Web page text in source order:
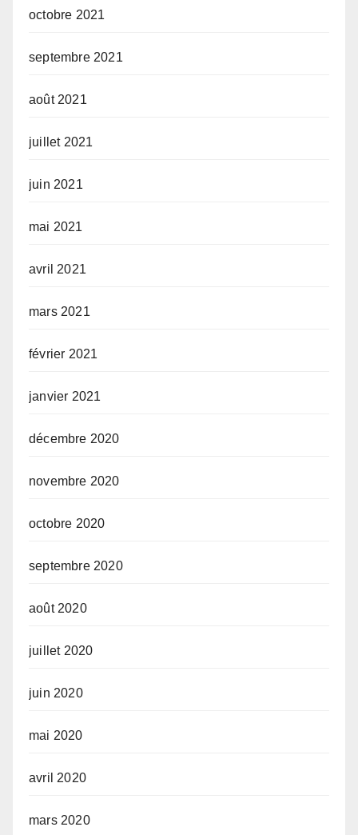
octobre 2021
septembre 2021
août 2021
juillet 2021
juin 2021
mai 2021
avril 2021
mars 2021
février 2021
janvier 2021
décembre 2020
novembre 2020
octobre 2020
septembre 2020
août 2020
juillet 2020
juin 2020
mai 2020
avril 2020
mars 2020